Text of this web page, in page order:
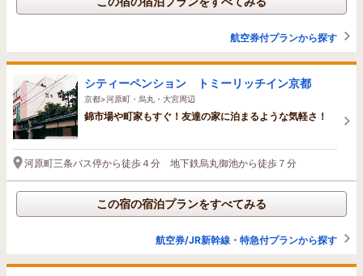
航空券付プランから探す
シティーペンション トミーリッチイン京都
京都>河原町・烏丸・大宮周辺
錦市場や町家もすぐ！友達の家に泊まるような気軽さ！
河原町三条バス停から徒歩４分 地下鉄烏丸御池から徒歩７分
この宿の宿泊プランをすべてみる
航空券/JR新幹線・特急付プランから探す